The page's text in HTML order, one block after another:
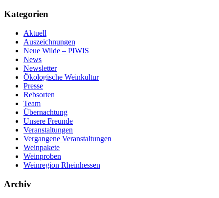
Kategorien
Aktuell
Auszeichnungen
Neue Wilde – PIWIS
News
Newsletter
Ökologische Weinkultur
Presse
Rebsorten
Team
Übernachtung
Unsere Freunde
Veranstaltungen
Vergangene Veranstaltungen
Weinpakete
Weinproben
Weinregion Rheinhessen
Archiv